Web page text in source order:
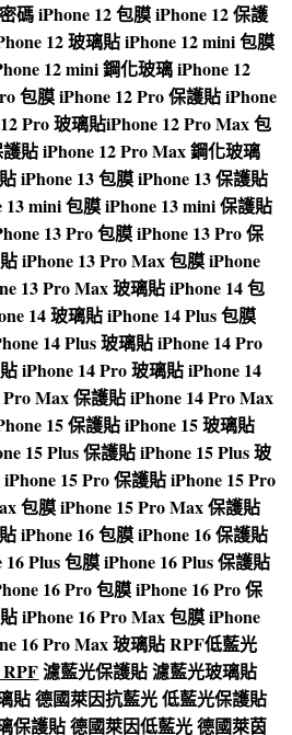
碼iPhone 12 包膜iPhone 12 保護
12 玻璃貼iPhone 12 mini 包膜
12 mini 鋼化玻璃iPhone 12
包膜iPhone 12 Pro 保護貼iPhone
Pro 玻璃貼iPhone 12 Pro Max 包
貼iPhone 12 Pro Max 鋼化玻璃
iPhone 13 包膜iPhone 13 保護貼
13 mini 包膜iPhone 13 mini 保護貼
13 Pro 包膜iPhone 13 Pro 保
iPhone 13 Pro Max 包膜iPhone
13 Pro Max 玻璃貼iPhone 14 包
14 玻璃貼iPhone 14 Plus 包膜
14 Plus 玻璃貼iPhone 14 Pro
iPhone 14 Pro 玻璃貼iPhone 14
Pro Max 保護貼iPhone 14 Pro Max
15 保護貼iPhone 15 玻璃貼
15 Plus 保護貼iPhone 15 Plus 玻
iPhone 15 Pro 保護貼iPhone 15 Pro
包膜iPhone 15 Pro Max 保護貼
iPhone 16 包膜iPhone 16 保護貼
16 Plus 包膜iPhone 16 Plus 保護貼
16 Pro 包膜iPhone 16 Pro 保
iPhone 16 Pro Max 包膜iPhone
16 Pro Max 玻璃貼RPF低藍光
RPF濾藍光保護貼濾藍光玻璃貼
貼德國萊因抗藍光低藍光保護貼
保護貼德國萊因低藍光德國萊茵